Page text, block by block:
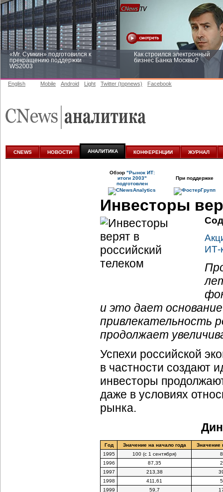
«Mr. Сумкин» подготовился к
прекращению поддержки
WS2003
Как строился электронный
бизнес Банка Москвы?
аналитике
English Mobile Android Light Twitter (topnews) Facebook
CNEWS НОВОСТИ АНАЛИТИКА КОНФЕРЕНЦИИ ЖУРНАЛ
Обзор "Рынок ИТ:
итоги 2003"
подготовлен
При поддержке
Инвесторы
ИТ-
и это дает
привлекательность
продолжает
Успехи российской
в частности создают
инвесторы
даже в условиях
рынка.
Год Значение на начало года
Значение
1995
100 (с 1 сентября)
1996
87,35
1997
213,38
1998
411,61
1999
59,7